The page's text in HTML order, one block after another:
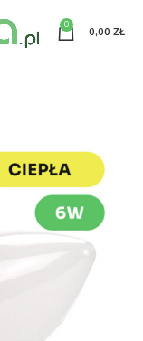
0
0,00 ZŁ